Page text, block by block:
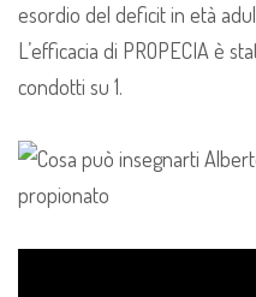
esordio del deficit in età
L’efficacia di PROPECIA è
condotti su 1.